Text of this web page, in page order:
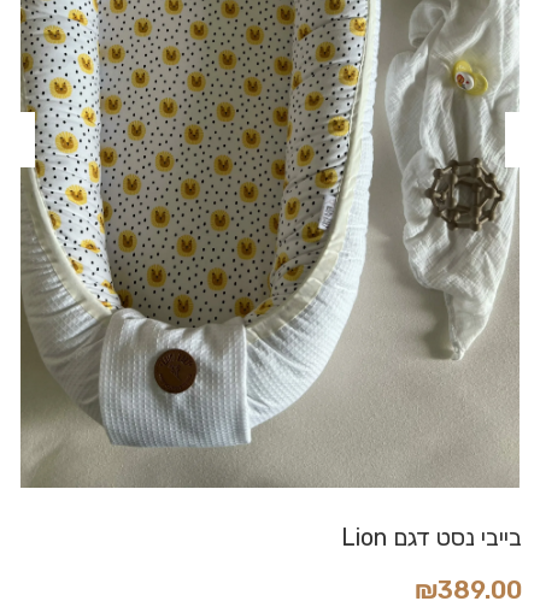
בייבי נסט דגם Lion
₪389.00